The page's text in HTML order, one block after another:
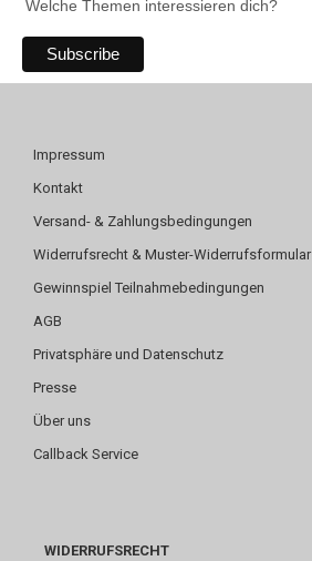
Welche Themen interessieren dich?
Impressum
Kontakt
Versand- & Zahlungsbedingungen
Widerrufsrecht & Muster-Widerrufsformular
Gewinnspiel Teilnahmebedingungen
AGB
Privatsphäre und Datenschutz
Presse
Über uns
Callback Service
WIDERRUFSRECHT